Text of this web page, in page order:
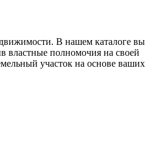
В нашем каталоге вы
властные полномочия на своей
участок на основе ваших